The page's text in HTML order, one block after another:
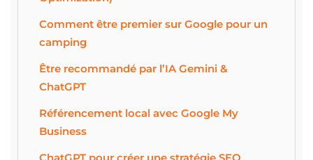
Comment être premier sur Google pour un
camping
Être recommandé par l’IA Gemini &
ChatGPT
Référencement local avec Google My
Business